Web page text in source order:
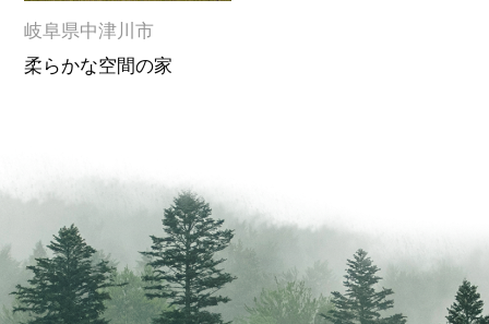
岐阜県中津川市
柔らかな空間の家